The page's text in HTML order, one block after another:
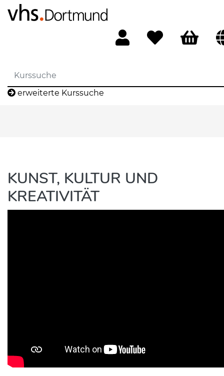
erweiterte Kurssuche
KUNST, KULTUR UND
KREATIVITÄT